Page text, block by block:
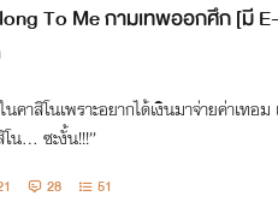
To Me กามเทพออกศึก [มี
นคาสิโนเพราะอยากได้เงินมาจ่ายค่าเทอ
โน… ซะงั้น!!!”
28 51